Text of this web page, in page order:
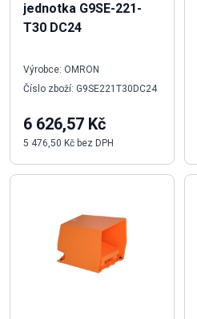
jednotka G9SE-221-
T30 DC24
Výrobce: OMRON
Číslo zboží: G9SE221T30DC24
6 626,57 Kč
5 476,50 Kč bez DPH